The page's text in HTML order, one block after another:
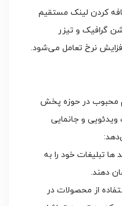
کردن لینک مستقیم
گرافیک و تیزر
نرخ تعامل می‌شود.
محبوب در حوزه پخش
ویدئویی و جانمایی
ها تبلیغات خود را به
دهند.
از محصولات در